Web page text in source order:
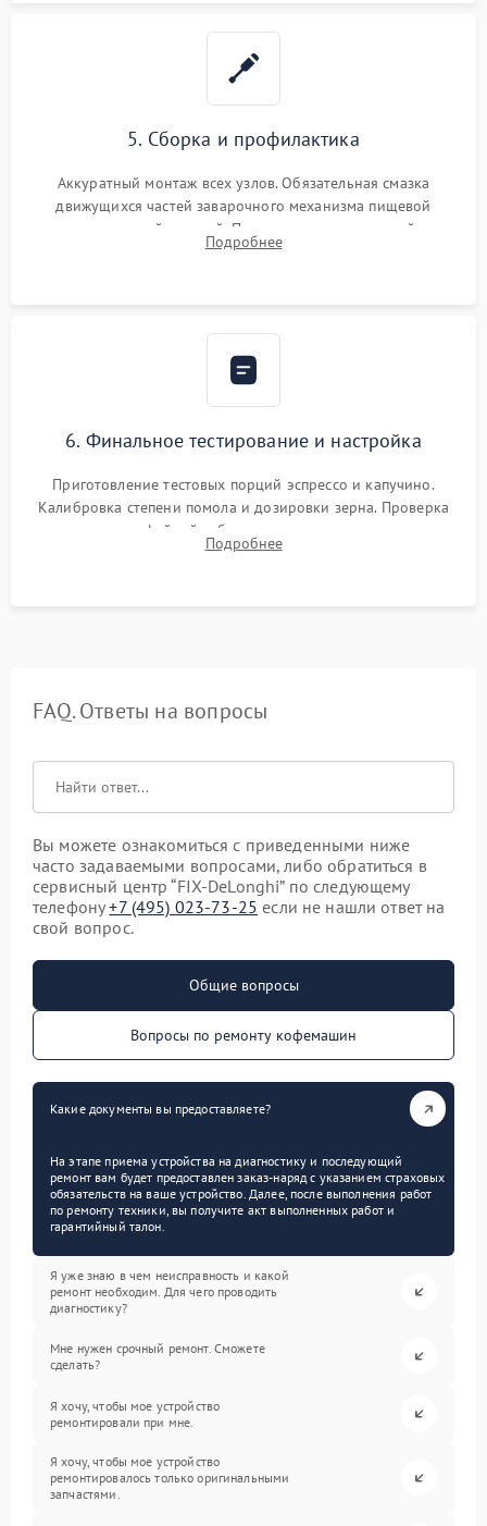
5. Сборка и профилактика
Аккуратный монтаж всех узлов. Обязательная смазка
движущихся частей заварочного механизма пищевой
силиконовой смазкой. Проведение программной
декальцинации и очистки системы от кофейных масел.
Подробнее
6. Финальное тестирование и настройка
Приготовление тестовых порций эспрессо и капучино.
Калибровка степени помола и дозировки зерна. Проверка
плотности кофейной таблетки, температуры напитка и
качества молочной пены. Контроль отсутствия посторонних
Подробнее
FAQ. Ответы на вопросы
Вы можете ознакомиться с приведенными ниже
часто задаваемыми вопросами, либо обратиться в
сервисный центр “FIX-DeLonghi” по следующему
телефону+7 (495) 023-73-25 если не нашли ответ на
свой вопрос.
Общие вопросы
Вопросы по ремонту кофемашин
Какие документы вы предоставляете?
На этапе приема устройства на диагностику и последующий
ремонт вам будет предоставлен заказ-наряд с указанием страховых
обязательств на ваше устройство. Далее, после выполнения работ
по ремонту техники, вы получите акт выполненных работ и
гарантийный талон.
Я уже знаю в чем неисправность и какой
ремонт необходим. Для чего проводить
диагностику?
Мне нужен срочный ремонт. Сможете
сделать?
Я хочу, чтобы мое устройство
ремонтировали при мне.
Я хочу, чтобы мое устройство
ремонтировалось только оригинальными
запчастями.